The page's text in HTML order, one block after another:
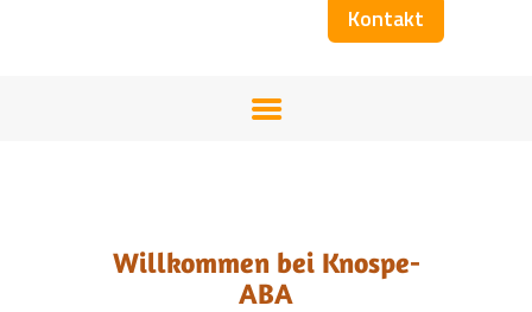
Kontakt
BÜCHER
Willkommen bei Knospe-
ABA